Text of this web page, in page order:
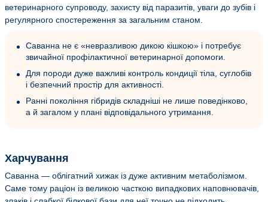
ветеринарного супроводу, захисту від паразитів, уваги до зубів і
регулярного спостереження за загальним станом.
Саванна не є «невразливою дикою кішкою» і потребує
звичайної профілактичної ветеринарної допомоги.
Для породи дуже важливі контроль кондиції тіла, суглобів
і безпечний простір для активності.
Ранні покоління гібридів складніші не лише поведінково,
а й загалом у плані відповідального утримання.
Харчування
Саванна — облігатний хижак із дуже активним метаболізмом.
Саме тому раціон із великою часткою випадкових наповнювачів,